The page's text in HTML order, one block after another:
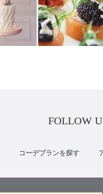
FOLLOW
コーデプランを探す